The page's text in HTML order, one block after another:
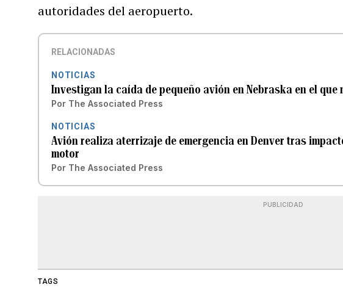
autoridades del aeropuerto.
RELACIONADAS
NOTICIAS
Investigan la caída de pequeño avión en Nebraska en el
Por The Associated Press
NOTICIAS
Avión realiza aterrizaje de emergencia en Denver tras
motor
Por The Associated Press
PUBLICIDAD
TAGS